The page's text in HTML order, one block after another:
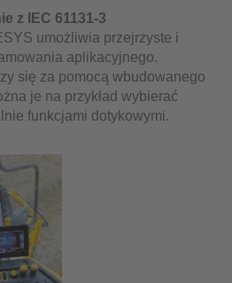
z IEC 61131-3
umożliwia przejrzyste i
aplikacyjnego.
się za pomocą wbudowanego
je na przykład wybierać
funkcjami dotykowymi.